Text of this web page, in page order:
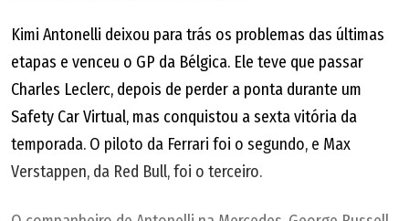
Kimi Antonelli deixou para trás os problemas das últimas
etapas e venceu o GP da Bélgica. Ele teve que passar
Charles Leclerc, depois de perder a ponta durante um
Safety Car Virtual, mas conquistou a sexta vitória da
temporada. O piloto da Ferrari foi o segundo, e Max
Verstappen, da Red Bull, foi o terceiro.